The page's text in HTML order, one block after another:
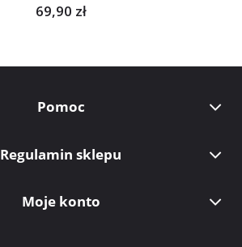
69,90 zł
Pomoc
Regulamin sklepu
Moje konto